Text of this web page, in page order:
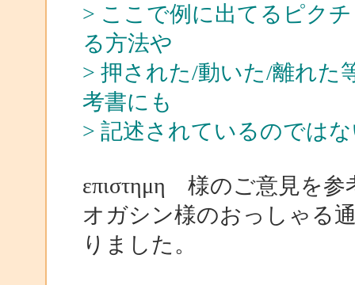
> ここで例に出てるピク
る方法や
> 押された/動いた/離れた
考書にも
> 記述されているのでは
επιστημη 様のご意見を
オガシン様のおっしゃる
りました。